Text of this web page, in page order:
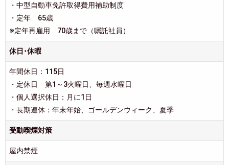
・中型自動車免許取得費用補助制度
・定年 65歳
※定年再雇用 70歳まで（嘱託社員）
休日･休暇
年間休日：115日
・定休日 第1～3火曜日、毎週水曜日
・個人選択休日：月に1日
・長期連休：年末年始、ゴールデンウィーク、夏季
受動喫煙対策
屋内禁煙